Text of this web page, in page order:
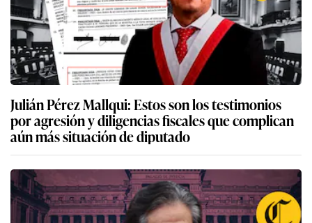
Julián Pérez Mallqui: Estos son los testimonios
por agresión y diligencias fiscales que complican
aún más situación de diputado